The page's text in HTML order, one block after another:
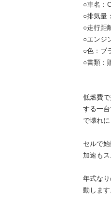
○車名：
○排気量
○走行距
○エンジ
○色：ブ
○書類：
低燃費
する一
で壊れ
セルで始
加速も
年式な
動します